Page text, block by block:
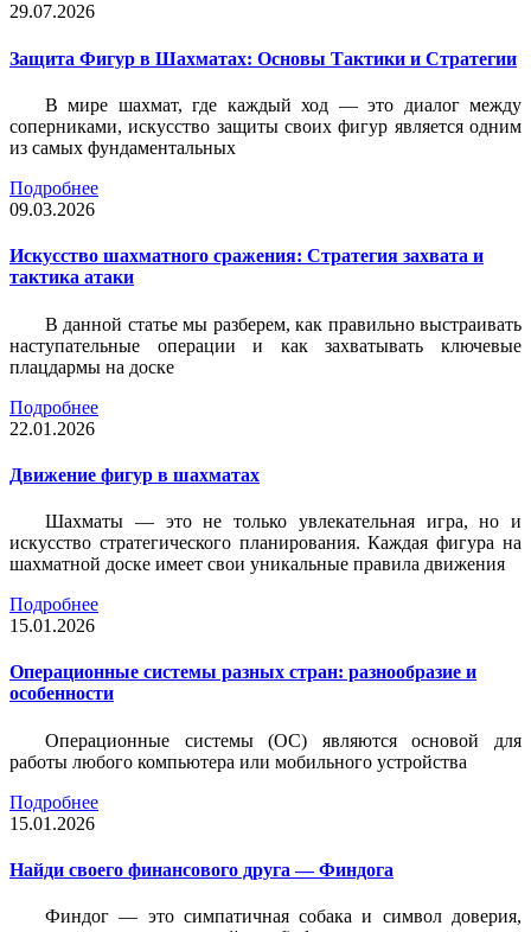
29.07.2026
Защита Фигур в Шахматах: Основы Тактики и Стратегии
В мире шахмат, где каждый ход — это диалог между
соперниками, искусство защиты своих фигур является одним
из самых фундаментальных
Подробнее
09.03.2026
Искусство шахматного сражения: Стратегия захвата и
тактика атаки
В данной статье мы разберем, как правильно выстраивать
наступательные операции и как захватывать ключевые
плацдармы на доске
Подробнее
22.01.2026
Движение фигур в шахматах
Шахматы — это не только увлекательная игра, но и
искусство стратегического планирования. Каждая фигура на
шахматной доске имеет свои уникальные правила движения
Подробнее
15.01.2026
Операционные системы разных стран: разнообразие и
особенности
Операционные системы (ОС) являются основой для
работы любого компьютера или мобильного устройства
Подробнее
15.01.2026
Найди своего финансового друга — Финдога
Финдог — это симпатичная собака и символ доверия,